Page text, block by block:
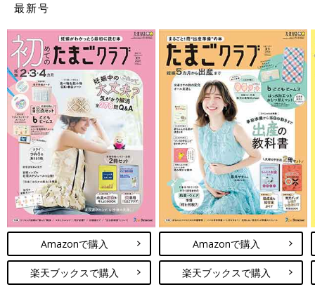
最新号
Amazonで購入
楽天ブックスで購入
Amazonで購入
楽天ブックスで購入